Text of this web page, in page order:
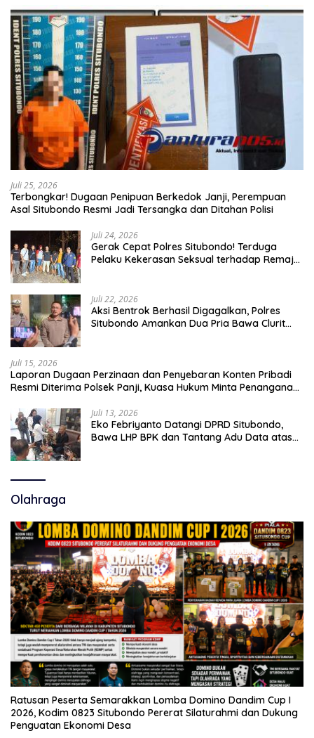
Juli 25, 2026
Terbongkar! Dugaan Penipuan Berkedok Janji, Perempuan
Asal Situbondo Resmi Jadi Tersangka dan Ditahan Polisi
Juli 24, 2026
Gerak Cepat Polres Situbondo! Terduga
Pelaku Kekerasan Seksual terhadap Remaja
Juli 22, 2026
Aksi Bentrok Berhasil Digagalkan, Polres
Situbondo Amankan Dua Pria Bawa Clurit
Juli 15, 2026
Laporan Dugaan Perzinaan dan Penyebaran Konten Pribadi
Resmi Diterima Polsek Panji, Kuasa Hukum Minta Penanganan
Juli 13, 2026
Eko Febriyanto Datangi DPRD Situbondo,
Bawa LHP BPK dan Tantang Adu Data atas
Olahraga
Ratusan Peserta Semarakkan Lomba Domino Dandim Cup I
2026, Kodim 0823 Situbondo Pererat Silaturahmi dan Dukung
Penguatan Ekonomi Desa